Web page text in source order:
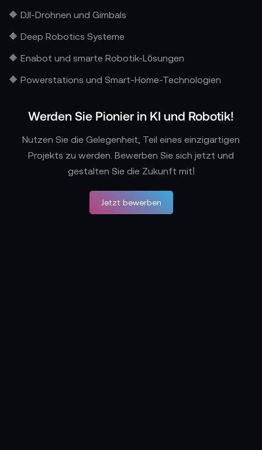
🔶 DJI-Drohnen und Gimbals
🔶 Deep Robotics Systeme
🔶 Enabot und smarte Robotik-Lösungen
🔶 Powerstations und Smart-Home-Technologien
Werden Sie Pionier in KI und Robotik!
Nutzen Sie die Gelegenheit, Teil eines einzigartigen
Projekts zu werden. Bewerben Sie sich jetzt und
gestalten Sie die Zukunft mit!
Jetzt bewerben